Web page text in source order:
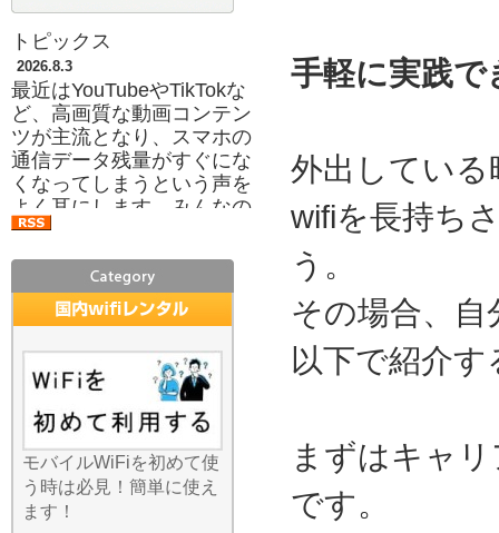
トピックス
2026.8.3
最近はYouTubeやTikTokな
ど、高画質な動画コンテン
ツが主流となり、スマホの
通信データ残量がすぐにな
くなってしまうという声を
よく耳にします。みんなの
Wi-Fiのレンタルサービスを
利用すれば、ご自身のスマ
ホプランのギガを一切消費
することなく、存分にコン
テンツを楽しめます。月々
の携帯料金プランを低い容
量に抑えて、必要な時だけ
当店のWi-Fiを借りるという
「通信費の節約術」も人気
です。月末に速度制限がか
かってイライラすること
も、もうありません。容量
を気にせず高画質動画を見
モバイルWiFiを初めて使
う時は必見！簡単に使え
ます！
手軽に実践
外出してい
wifiを長持ち
う。
その場合、
以下で紹介
まずはキャ
です。